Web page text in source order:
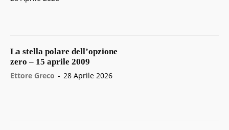
La stella polare dell’opzione
zero – 15 aprile 2009
Ettore Greco - 28 Aprile 2026